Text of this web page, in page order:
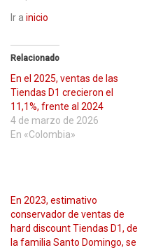
Ir a inicio
Relacionado
En el 2025, ventas de las
Tiendas D1 crecieron el
11,1%, frente al 2024
4 de marzo de 2026
En «Colombia»
En 2023, estimativo
conservador de ventas de
hard discount Tiendas D1, de
la familia Santo Domingo, se